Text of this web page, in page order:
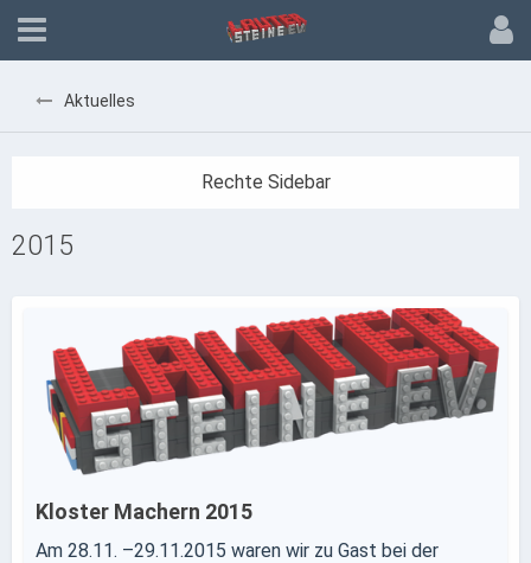
Aktuelles
2015
Kloster Machern 2015
Am 28.11. –29.11.2015 waren wir zu Gast bei der